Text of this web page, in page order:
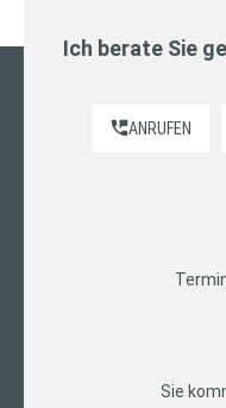
Ich berate Sie
ANRUFEN
Sie